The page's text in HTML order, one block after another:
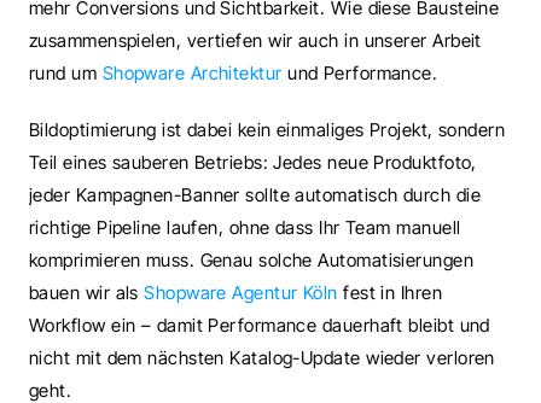
mehr Conversions und Sichtbarkeit. Wie diese Bausteine
zusammenspielen, vertiefen wir auch in unserer Arbeit
rund um Shopware Architektur und Performance.
Bildoptimierung ist dabei kein einmaliges Projekt, sondern
Teil eines sauberen Betriebs: Jedes neue Produktfoto,
jeder Kampagnen-Banner sollte automatisch durch die
richtige Pipeline laufen, ohne dass Ihr Team manuell
komprimieren muss. Genau solche Automatisierungen
bauen wir als Shopware Agentur Köln fest in Ihren
Workflow ein – damit Performance dauerhaft bleibt und
nicht mit dem nächsten Katalog-Update wieder verloren
geht.